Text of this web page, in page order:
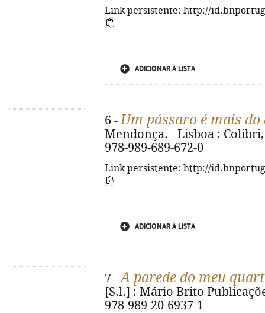
Link persistente: http://
ADICIONAR À LISTA
6 - Um pássaro é mais
Mendonça. - Lisboa : Colibri,
978-989-689-672-0
Link persistente: http://
ADICIONAR À LISTA
7 -A parede do meu
[S.l.] : Mário Brito
978-989-20-6937-1